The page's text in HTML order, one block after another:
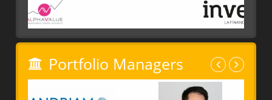
Portfolio Managers